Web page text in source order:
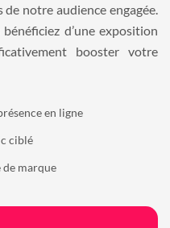
notre audience engagée.
d’une exposition
booster votre
en ligne
ciblé
marque